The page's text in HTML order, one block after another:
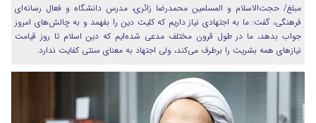
مبلغ/ حجت‌الاسلام و المسلمین محمدرضا زائری، مدرس دانشگاه و فعال رسانه‌ای
فرهنگی، گفت: ما به اجتهادی نیاز داریم که کلیت دین را بفهمد و به چالش‌های امروز
جواب بدهد، ما در طول قرون مختلف مدعی شده‌ایم که دین اسلام تا روز قیامت
نیازهای همه بشریت را برطرف می‌کند، ولی اجتهاد به معنای سنتی کفایت ندارد.